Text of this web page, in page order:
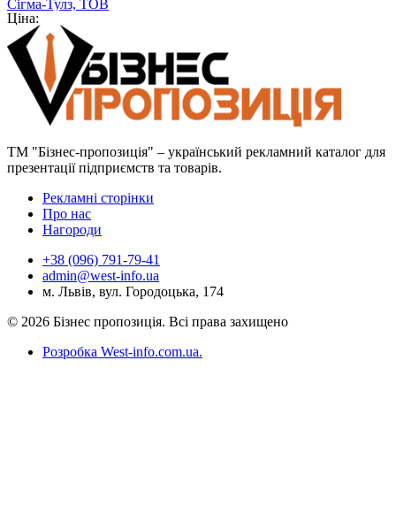
Сігма-Тулз, ТОВ
Ціна:
ТМ "Бізнес-пропозиція" – український рекламний каталог для
презентації підприємств та товарів.
Рекламні сторінки
Про нас
Нагороди
+38 (096) 791-79-41
admin@west-info.ua
м. Львів, вул. Городоцька, 174
© 2026 Бізнес пропозиція. Всі права захищено
Розробка West-info.com.ua.